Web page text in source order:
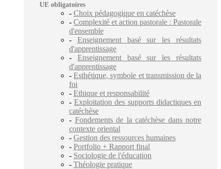
UE obligatoires
- Choix pédagogique en catéchèse
- Complexité et action pastorale : Pastorale
d'ensemble
- Enseignement basé sur les résultats
d'apprentissage
- Enseignement basé sur les résultats
d'apprentissage
-Esthétique, symbole et transmission de la
foi
- Ethique et responsabilité
-Exploitation des supports didactiques en
catéchèse
- Fondements de la catéchèse dans notre
contexte oriental
- Gestion des ressources humaines
- Portfolio + Rapport final
- Sociologie de l'éducation
- Théologie pratique